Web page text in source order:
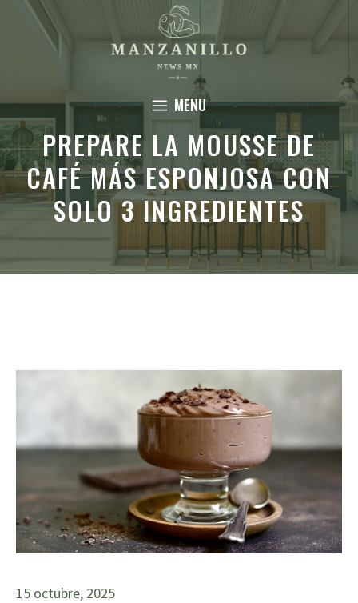
Saltar
contenido
MENU
PREPARE LA MOUSSE DE
CAFÉ MÁS ESPONJOSA CON
SOLO 3 INGREDIENTES
15 octubre, 2025